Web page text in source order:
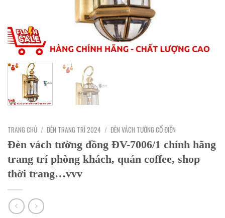
TRANG CHỦ / ĐÈN TRANG TRÍ 2024 / ĐÈN VÁCH TƯỜNG CỔ ĐIỂN
Đèn vách tường đồng ĐV-7006/1 chính hãng
trang trí phòng khách, quán coffee, shop
thời trang…vvv